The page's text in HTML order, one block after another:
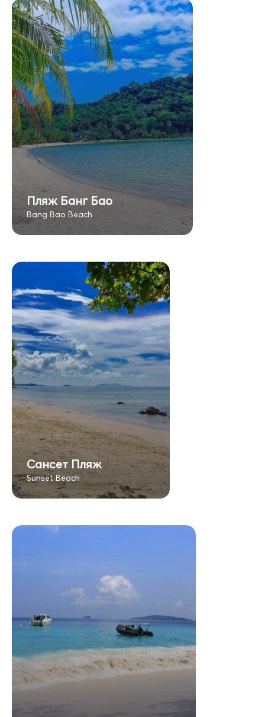
Пляж Банг Бао
Bang Bao Beach
Сансет Пляж
Sunset Beach